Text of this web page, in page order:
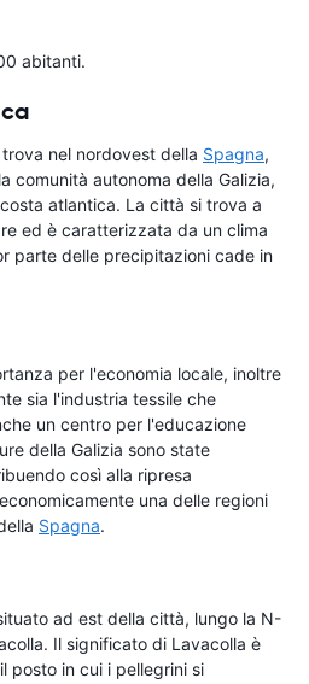
abitanti.
nel nordovest della Spagna,
comunità autonoma della Galizia,
atlantica. La città si trova a
ed è caratterizzata da un clima
parte delle precipitazioni cade in
per l'economia locale, inoltre
sia l'industria tessile che
un centro per l'educazione
della Galizia sono state
così alla ripresa
una delle regioni
Spagna.
ad est della città, lungo la N-
Il significato di Lavacolla è
posto in cui i pellegrini si